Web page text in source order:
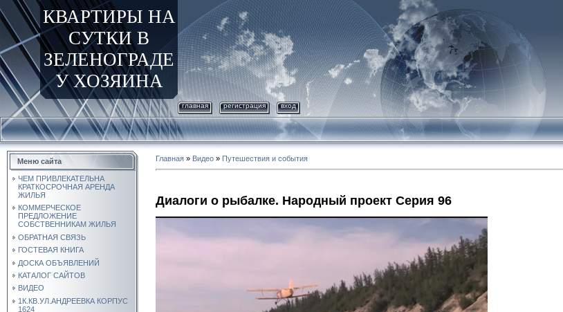
КВАРТИРЫ НА
СУТКИ В
ЗЕЛЕНОГРАДЕ
У ХОЗЯИНА
главная регистрация вход
Меню сайта
ЧЕМ ПРИВЛЕКАТЕЛЬНА
КРАТКОСРОЧНАЯ АРЕНДА
ЖИЛЬЯ
КОММЕРЧЕСКОЕ
ПРЕДЛОЖЕНИЕ
СОБСТВЕННИКАМ ЖИЛЬЯ
ОБРАТНАЯ СВЯЗЬ
ГОСТЕВАЯ КНИГА
ДОСКА ОБЪЯВЛЕНИЙ
КАТАЛОГ САЙТОВ
ВИДЕО
1К.КВ.УЛ.АНДРЕЕВКА КОРПУС
1624
Главная » Видео » Путешествия и события
Диалоги о рыбалке. Народный проект Серия 96